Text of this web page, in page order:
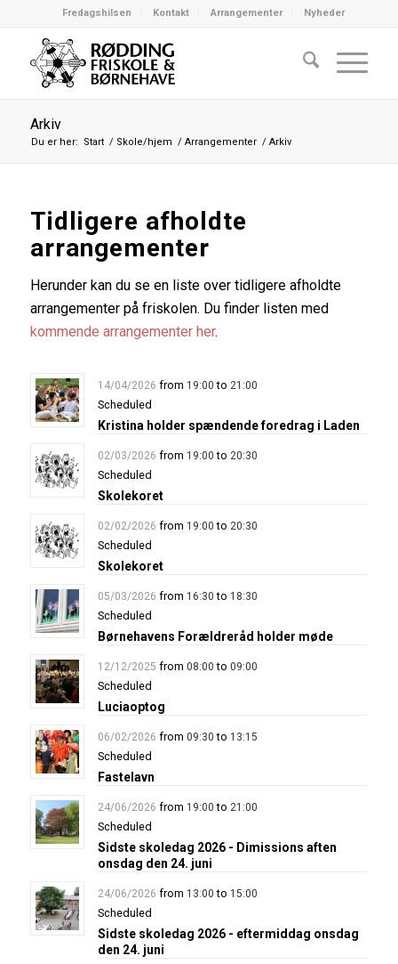
Fredagshilsen Kontakt Arrangementer Nyheder
Arkiv
Du er her: Start / Skole/hjem / Arrangementer / Arkiv
Tidligere afholdte
arrangementer
Herunder kan du se en liste over tidligere afholdte
arrangementer på friskolen. Du finder listen med
kommende arrangementer her.
14/04/2026 from 19:00 to 21:00
Scheduled
Kristina holder spændende foredrag i Laden
02/03/2026 from 19:00 to 20:30
Scheduled
Skolekoret
02/02/2026 from 19:00 to 20:30
Scheduled
Skolekoret
05/03/2026 from 16:30 to 18:30
Scheduled
Børnehavens Forældreråd holder møde
12/12/2025 from 08:00 to 09:00
Scheduled
Luciaoptog
06/02/2026 from 09:30 to 13:15
Scheduled
Fastelavn
24/06/2026 from 19:00 to 21:00
Scheduled
Sidste skoledag 2026 - Dimissions aften
onsdag den 24. juni
24/06/2026 from 13:00 to 15:00
Scheduled
Sidste skoledag 2026 - eftermiddag onsdag
den 24. juni